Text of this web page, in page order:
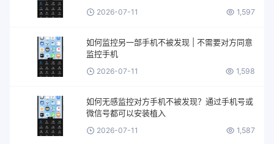
2026-07-11 1,597
如何监控另一部手机不被发现 | 不需要对方同意
监控手机
2026-07-11 1,598
如何无感监控对方手机不被发现？通过手机号或
微信号都可以安装植入
2026-07-11 1,587